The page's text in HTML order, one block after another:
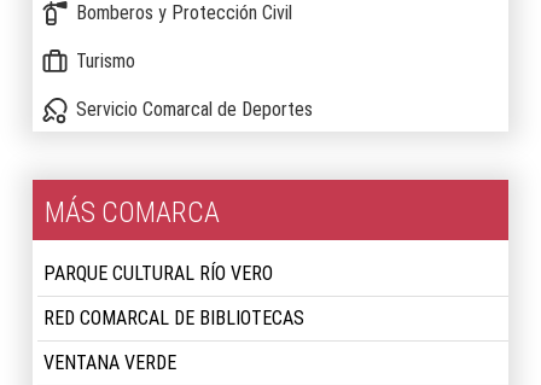
Bomberos y Protección Civil
Turismo
Servicio Comarcal de Deportes
MÁS COMARCA
PARQUE CULTURAL RÍO VERO
RED COMARCAL DE BIBLIOTECAS
VENTANA VERDE